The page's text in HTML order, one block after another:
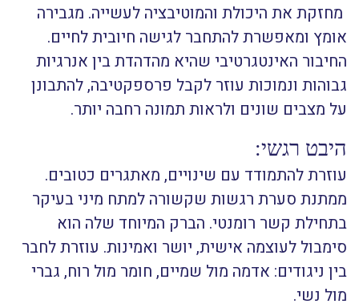
מחזקת את היכולת והמוטיבציה לעשייה. מגבירה
אומץ ומאפשרת להתחבר לגישה חיובית לחיים.
החיבור האינטגרטיבי שהיא מהדהדת בין אנרגיות
גבוהות ונמוכות עוזר לקבל פרספקטיבה, להתבונן
על מצבים שונים ולראות תמונה רחבה יותר.
היבט רגשי:
עוזרת להתמודד עם שינויים, מאתגרים כטובים.
ממתנת סערת רגשות שקשורה למתח מיני בעיקר
בתחילת קשר רומנטי. הברק המיוחד שלה הוא
סימבול לעוצמה אישית, יושר ואמינות. עוזרת לחבר
בין ניגודים: אדמה מול שמיים, חומר מול רוח, גברי
מול נשי.